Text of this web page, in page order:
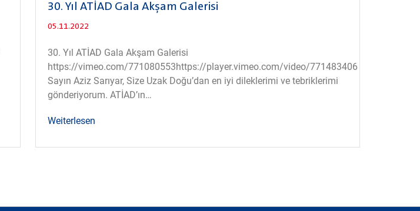
30. Yıl ATİAD Gala Akşam Galerisi
05.11.2022
30. Yıl ATİAD Gala Akşam Galerisi
https://vimeo.com/771080553https://player.vimeo.com/video/771483406
Sayın Aziz Sarıyar, Size Uzak Doğu’dan en iyi dileklerimi ve tebriklerimi
gönderiyorum. ATİAD’ın
Weiterlesen